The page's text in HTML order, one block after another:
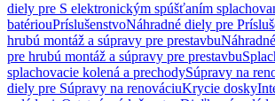
diely pre S elektronickým spúšťaním
batériouPríslušenstvoNáhradné diely pre
hrubú montáž a súpravy pre prestavbu
pre hrubú montáž a súpravy pre prestavbu
splachovacie kolená a prechodySúpravy na
diely pre Súpravy na renováciuKrycie dosky